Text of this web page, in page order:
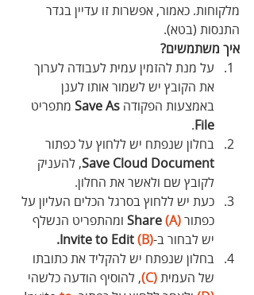
מלקוחות. כאמור, אפשרות זו עדיין בגדר
התנסות (בטא).
איך משתמשים?
על מנת להזמין עמית לעבודה לערוך
את הקובץ יש לשמור אותו לענן
באמצעות הפקודה Save As מתפריט
File
.
בחלון שנפתח יש ללחוץ על כפתור
Save Cloud Document, להעניק
לקובץ שם ולאשר את החלון.
כעת יש ללחוץ בסרגל הכלים העליון על
כפתור
Share (A)
ומהתפריט הנשלף
יש לבחור ב-
Invite to Edit (B)
.
בחלון שנפתח יש להקליד את כתובתו
של העמית (C)
, להוסיף הודעה כלשהי